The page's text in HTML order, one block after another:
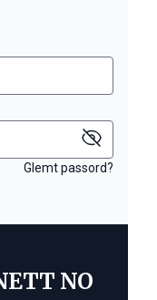
Glemt passord?
NO